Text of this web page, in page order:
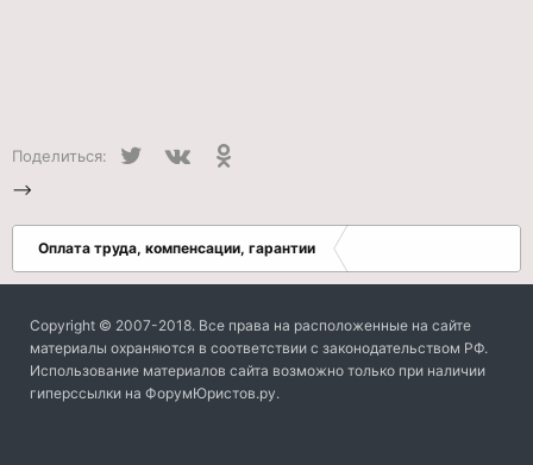
Поделиться: Twitter
-->
Оплата труда, компенсации, гарантии
Copyright © 2007-2018. Все права на расположенные на сайте
материалы охраняются в соответствии с законодательством РФ.
Использование материалов сайта возможно только при наличии
гиперссылки на ФорумЮристов.ру.